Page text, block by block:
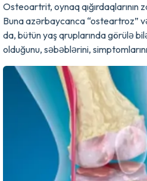
Osteoartrit, oynaq qığırdaqlarının
Buna azərbaycanca “osteartroz”
da, bütün yaş qruplarında görülə
olduğunu, səbəblərini,